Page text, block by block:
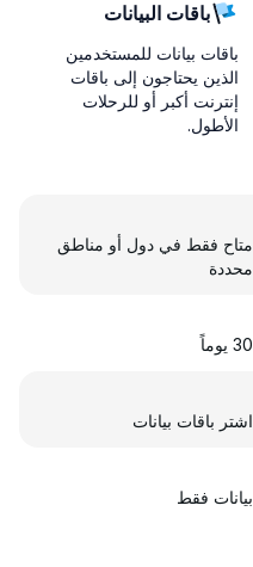
باقات البيانات
باقات بيانات للمستخدمين
الذين يحتاجون إلى باقات
إنترنت أكبر أو للرحلات
الأطول.
متاح فقط في دول أو مناطق
محددة
30 يوماً
اشتر باقات بيانات
بيانات فقط